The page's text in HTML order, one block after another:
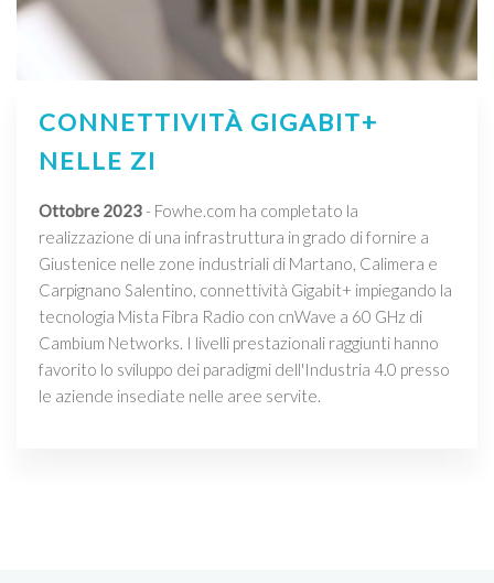
CONNETTIVITÀ GIGABIT+
NELLE ZI
Ottobre 2023- Fowhe.com ha completato la
realizzazione di una infrastruttura in grado di fornire a
Giustenice nelle zone industriali di Martano, Calimera e
Carpignano Salentino, connettività Gigabit+ impiegando la
tecnologia Mista Fibra Radio con cnWave a 60 GHz di
Cambium Networks. I livelli prestazionali raggiunti hanno
favorito lo sviluppo dei paradigmi dell'Industria 4.0 presso
le aziende insediate nelle aree servite.